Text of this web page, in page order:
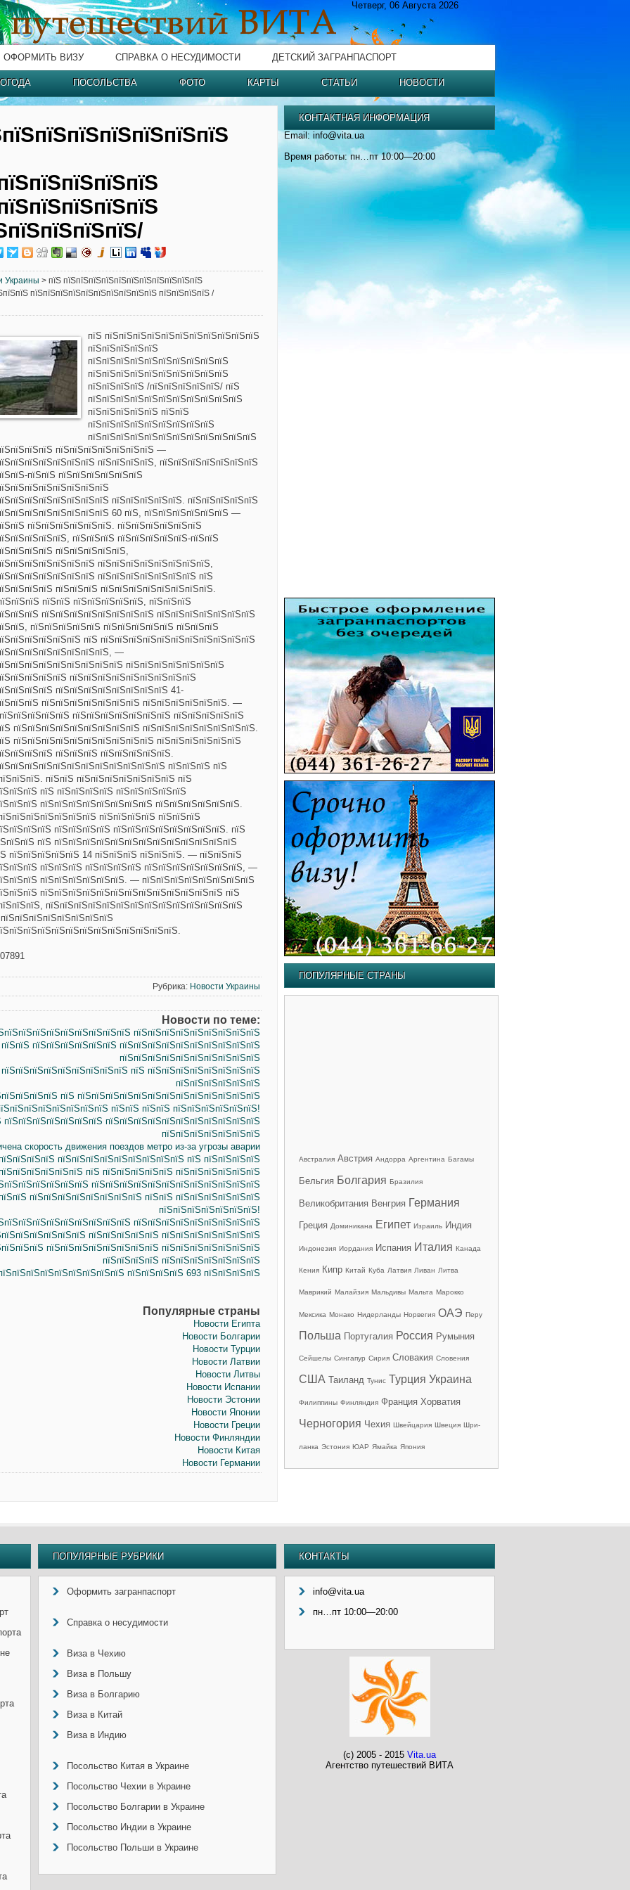
Четверг, 06 Августа 2026
ОФОРМИТЬ ВИЗУ СПРАВКА О НЕСУДИМОСТИ ДЕТСКИЙ ЗАГРАНПАСПОРТ
ПОСОЛЬСТВА ФОТО КАРТЫ СТАТЬИ НОВОСТИ
Украины > пїЅ пїЅпїЅпїЅпїЅпїЅпїЅпїЅпїЅпїЅпїЅпїЅ
пїЅпїЅпїЅпїЅпїЅпїЅпїЅпїЅпїЅпїЅ пїЅпїЅпїЅпїЅ /
пїЅ пїЅпїЅпїЅпїЅпїЅпїЅпїЅпїЅпїЅпїЅпїЅ
пїЅпїЅпїЅпїЅпїЅ
пїЅпїЅпїЅпїЅпїЅпїЅпїЅпїЅпїЅпїЅ
пїЅпїЅпїЅпїЅпїЅпїЅпїЅпїЅпїЅпїЅ
пїЅпїЅпїЅпїЅ /пїЅпїЅпїЅпїЅпїЅ/ пїЅ
пїЅпїЅпїЅпїЅпїЅпїЅпїЅпїЅпїЅпїЅпїЅ
пїЅпїЅпїЅпїЅпїЅ пїЅпїЅ
пїЅпїЅпїЅпїЅпїЅпїЅпїЅпїЅпїЅ
пїЅпїЅпїЅпїЅпїЅпїЅпїЅпїЅпїЅпїЅпїЅпїЅ
пїЅпїЅпїЅпїЅпїЅпїЅпїЅ —
пїЅпїЅпїЅпїЅ, пїЅпїЅпїЅпїЅпїЅпїЅпїЅ
пїЅпїЅ пїЅпїЅпїЅпїЅпїЅпїЅ
пїЅпїЅпїЅпїЅпїЅ. пїЅпїЅпїЅпїЅпїЅ
60 пїЅ, пїЅпїЅпїЅпїЅпїЅпїЅ —
пїЅпїЅпїЅпїЅпїЅпїЅ. пїЅпїЅпїЅпїЅпїЅпїЅ
пїЅпїЅпїЅ пїЅпїЅпїЅпїЅпїЅ-пїЅпїЅ
пїЅпїЅпїЅпїЅпїЅ,
пїЅпїЅпїЅпїЅпїЅпїЅпїЅпїЅ,
пїЅпїЅпїЅпїЅпїЅпїЅпїЅ пїЅ
пїЅпїЅпїЅ пїЅпїЅпїЅпїЅпїЅпїЅпїЅпїЅ.
пїЅпїЅ пїЅпїЅпїЅпїЅпїЅ, пїЅпїЅпїЅ
пїЅпїЅпїЅпїЅпїЅпїЅпїЅпїЅ пїЅпїЅпїЅпїЅпїЅпїЅпїЅ
пїЅпїЅпїЅпїЅпїЅ пїЅпїЅпїЅпїЅпїЅ пїЅпїЅпїЅ
пїЅ пїЅпїЅпїЅпїЅпїЅпїЅпїЅпїЅпїЅпїЅпїЅ
—
пїЅпїЅпїЅпїЅпїЅпїЅпїЅ
пїЅпїЅпїЅпїЅпїЅпїЅпїЅпїЅпїЅ
пїЅпїЅпїЅпїЅпїЅпїЅпїЅпїЅ 41-
пїЅпїЅпїЅпїЅпїЅпїЅпїЅ пїЅпїЅпїЅпїЅпїЅпїЅ. —
пїЅпїЅпїЅпїЅпїЅпїЅпїЅ пїЅпїЅпїЅпїЅпїЅ
пїЅпїЅпїЅпїЅпїЅпїЅпїЅпїЅпїЅ пїЅпїЅпїЅпїЅпїЅпїЅпїЅпїЅ.
пїЅпїЅпїЅпїЅпїЅпїЅпїЅпїЅпїЅпїЅ пїЅпїЅпїЅпїЅпїЅпїЅ
пїЅпїЅпїЅ пїЅпїЅпїЅпїЅпїЅ.
пїЅпїЅпїЅ пїЅ
пїЅпїЅ пїЅпїЅпїЅпїЅпїЅпїЅпїЅ пїЅ
пїЅ пїЅпїЅпїЅпїЅ пїЅпїЅпїЅпїЅпїЅ
пїЅпїЅпїЅпїЅпїЅпїЅпїЅпїЅ пїЅпїЅпїЅпїЅпїЅпїЅ.
пїЅпїЅпїЅпїЅ пїЅпїЅпїЅ
пїЅпїЅпїЅпїЅ пїЅпїЅпїЅпїЅпїЅпїЅпїЅпїЅ. пїЅ
пїЅ пїЅпїЅпїЅпїЅпїЅпїЅпїЅпїЅпїЅпїЅпїЅпїЅпїЅ
пїЅпїЅпїЅпїЅпїЅ 14 пїЅпїЅпїЅ пїЅпїЅпїЅ. — пїЅпїЅпїЅ
пїЅпїЅпїЅ пїЅпїЅпїЅпїЅ пїЅпїЅпїЅпїЅпїЅпїЅпїЅ, —
пїЅпїЅпїЅпїЅпїЅпїЅ. — пїЅпїЅпїЅпїЅпїЅпїЅпїЅпїЅ
пїЅпїЅпїЅпїЅпїЅпїЅпїЅпїЅпїЅпїЅпїЅпїЅпїЅ пїЅ
пїЅпїЅпїЅпїЅпїЅпїЅпїЅпїЅпїЅпїЅпїЅпїЅпїЅпїЅ
Рубрика: Новости Украины
Новости по теме:
пїЅпїЅпїЅпїЅпїЅпїЅпїЅпїЅпїЅ
пїЅпїЅпїЅпїЅпїЅпїЅ пїЅпїЅпїЅпїЅпїЅпїЅпїЅпїЅпїЅпїЅ
пїЅпїЅпїЅпїЅпїЅпїЅпїЅпїЅпїЅпїЅ
пїЅ пїЅпїЅпїЅпїЅпїЅпїЅпїЅпїЅ
пїЅпїЅпїЅпїЅпїЅпїЅ
пїЅ пїЅпїЅпїЅпїЅпїЅпїЅпїЅпїЅпїЅпїЅпїЅпїЅпїЅ
пїЅпїЅ пїЅпїЅ пїЅпїЅпїЅпїЅпїЅпїЅ!
пїЅпїЅпїЅпїЅпїЅпїЅпїЅпїЅпїЅпїЅпїЅ
пїЅпїЅпїЅпїЅпїЅпїЅпїЅ
скорость движения поездов метро из-за угрозы аварии
пїЅпїЅпїЅпїЅпїЅпїЅпїЅпїЅпїЅ пїЅ пїЅпїЅпїЅпїЅ
пїЅ пїЅпїЅпїЅпїЅпїЅ пїЅпїЅпїЅпїЅпїЅпїЅ
пїЅпїЅпїЅпїЅпїЅпїЅпїЅпїЅпїЅпїЅпїЅпїЅ
пїЅпїЅпїЅпїЅпїЅпїЅпїЅпїЅ пїЅпїЅ пїЅпїЅпїЅпїЅпїЅпїЅ
пїЅпїЅпїЅпїЅпїЅпїЅпїЅ!
пїЅпїЅпїЅпїЅпїЅпїЅпїЅпїЅпїЅ
пїЅпїЅпїЅпїЅпїЅ пїЅпїЅпїЅпїЅпїЅпїЅпїЅ
пїЅпїЅпїЅпїЅпїЅпїЅпїЅпїЅ пїЅпїЅпїЅпїЅпїЅпїЅпїЅ
пїЅпїЅпїЅпїЅ пїЅпїЅпїЅпїЅпїЅпїЅпїЅ
пїЅпїЅпїЅпїЅ 693 пїЅпїЅпїЅпїЅ
Популярные страны
Новости Египта
Новости Болгарии
Новости Турции
Новости Латвии
Новости Литвы
Новости Испании
Новости Эстонии
Новости Японии
Новости Греции
Новости Финляндии
Новости Китая
Новости Германии
КОНТАКТНАЯ ИНФОРМАЦИЯ
Email: info@vita.ua
Время работы: пн…пт 10:00—20:00
ПОПУЛЯРНЫЕ СТРАНЫ
Австралия Австрия Андорра Аргентина Багамы
Бельгия Болгария Бразилия
Великобритания Венгрия Германия
Греция Доминикана Египет Израиль Индия
Индонезия Иордания Испания Италия Канада
Кения Кипр Китай Куба Латвия Ливан Литва
Маврикий Малайзия Мальдивы Мальта Марокко
Мексика Монако Нидерланды Норвегия ОАЭ Перу
Польша Португалия Россия Румыния
Сейшелы Сингапур Сирия Словакия Словения
США Таиланд Тунис Турция Украина
Филиппины Финляндия Франция Хорватия
Черногория Чехия Швейцария Швеция Шри-
ланка Эстония ЮАР Ямайка Япония
ПОПУЛЯРНЫЕ РУБРИКИ
Оформить загранпаспорт
Справка о несудимости
Виза в Чехию
Виза в Польшу
Виза в Болгарию
Виза в Китай
Виза в Индию
Посольство Китая в Украине
Посольство Чехии в Украине
Посольство Болгарии в Украине
Посольство Индии в Украине
Посольство Польши в Украине
КОНТАКТЫ
info@vita.ua
пн…пт 10:00—20:00
(c) 2005 - 2015 Vita.ua
Агентство путешествий ВИТА